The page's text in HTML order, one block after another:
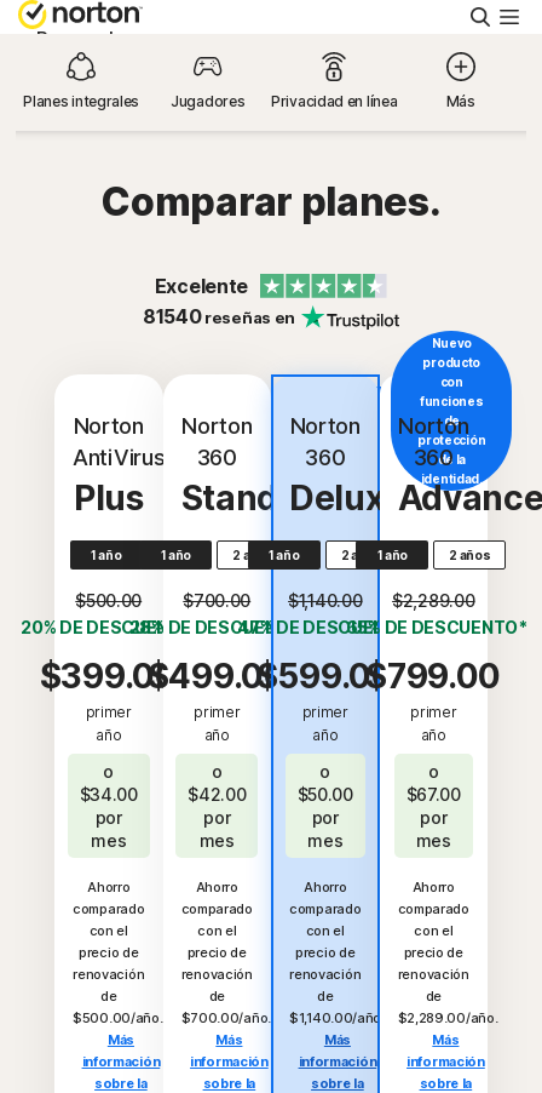
Personal
Pequeñas empresas
Recursos
México
Iniciar sesión
Planes integrales Jugadores Privacidad en línea Más
Comparar planes.
Excelente
81540reseñas en
Norton
AntiVirus
Plus
1 año
$500.00
20% DE DESCUENTO*
$399.00
primer
año
o
$34.00
por
mes
Ahorro
comparado
con el
precio de
renovación
de
$500.00/año.
Más
información
sobre la
Norton
360
Standard
1 año 2 años
$700.00
28% DE DESCUENTO*
$499.00
primer
año
o
$42.00
por
mes
Ahorro
comparado
con el
precio de
renovación
de
$700.00/año.
Más
información
sobre la
popular
Norton
360
Deluxe
1 año 2 años
$1,140.00
47% DE DESCUENTO*
$599.00
primer
año
o
$50.00
por
mes
Ahorro
comparado
con el
precio de
renovación
de
$1,140.00/año.
Más
información
sobre la
Nuevo
producto
con
funciones
de
protección
de la
identidad.
Norton
360
1 año 2 años
$2,289.00
65% DE DESCUENTO*
$799.00
primer
año
o
$67.00
por
mes
Ahorro
comparado
con el
precio de
renovación
de
$2,289.00/año.
Más
información
sobre la